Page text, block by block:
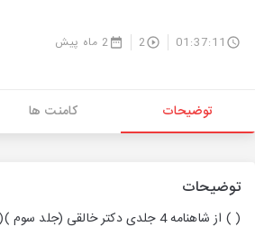
01:37:11
2 2 ماه پیش
توضیحات کامنت ها
توضیحات
( ) از شاهنامه 4 جلدی دکتر خالقی (جلد سوم )(صفحه الی ، بیت الی )